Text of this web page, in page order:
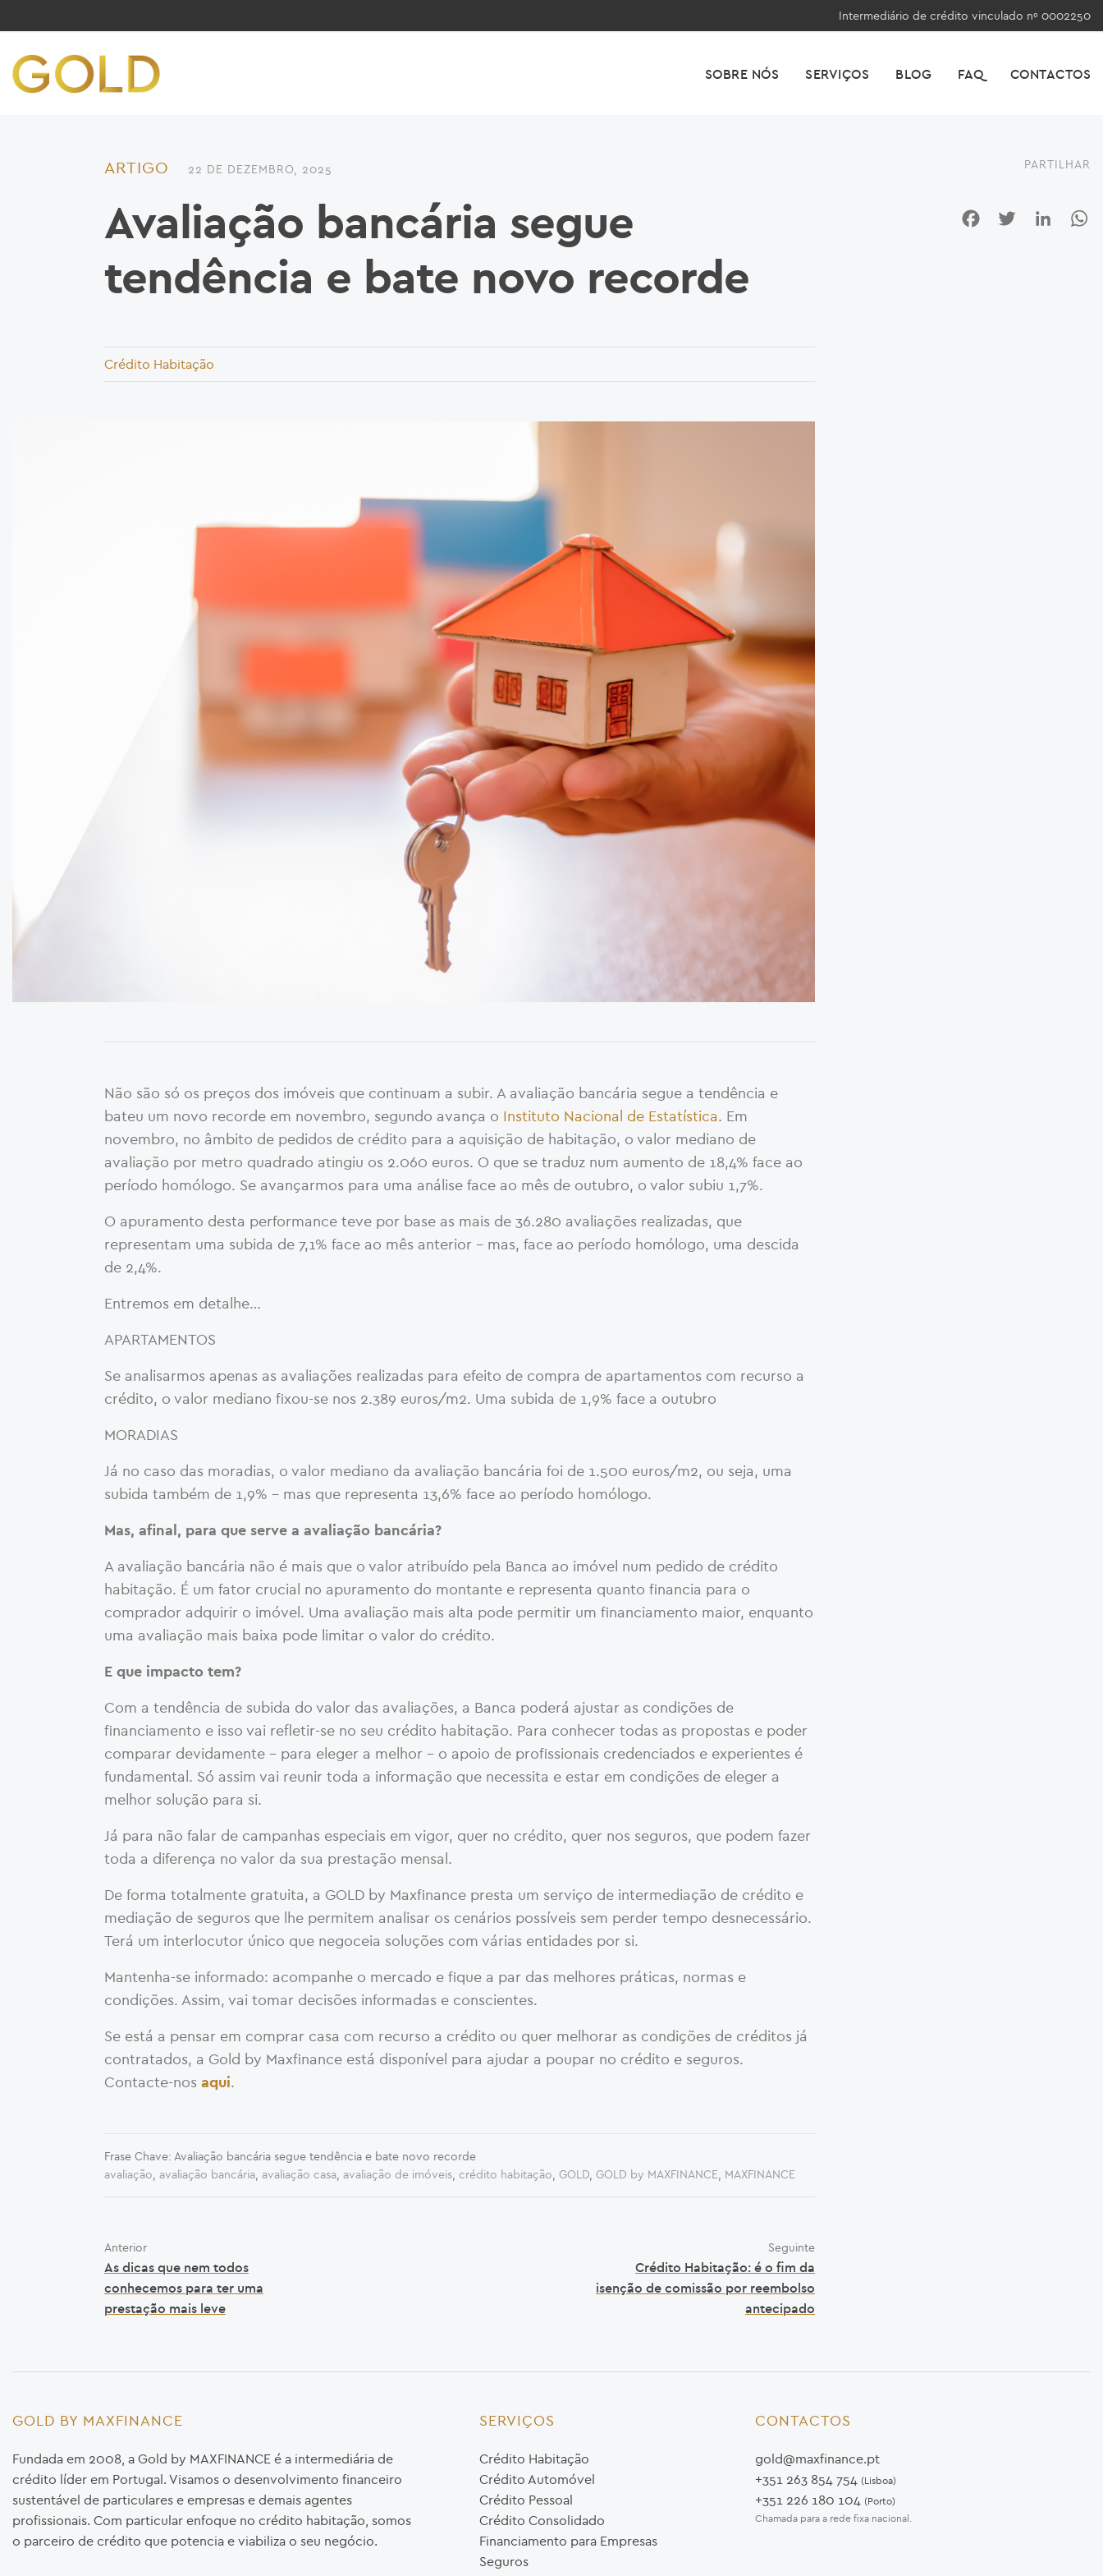
Intermediário de crédito vinculado nº 0002250
SOBRE NÓS SERVIÇOS BLOG FAQ CONTACTOS
ARTIGO 22 DE DEZEMBRO, 2025
Avaliação bancária segue
tendência e bate novo recorde
Crédito Habitação
PARTILHAR
FacebookTwitter
Não são só os preços dos imóveis que continuam a subir. A avaliação bancária segue a tendência e
bateu um novo recorde em novembro, segundo avança o Instituto Nacional de Estatística. Em
novembro, no âmbito de pedidos de crédito para a aquisição de habitação, o valor mediano de
avaliação por metro quadrado atingiu os 2.060 euros. O que se traduz num aumento de 18,4% face ao
período homólogo. Se avançarmos para uma análise face ao mês de outubro, o valor subiu 1,7%.
O apuramento desta performance teve por base as mais de 36.280 avaliações realizadas, que
representam uma subida de 7,1% face ao mês anterior – mas, face ao período homólogo, uma descida
de 2,4%.
Entremos em detalhe…
APARTAMENTOS
Se analisarmos apenas as avaliações realizadas para efeito de compra de apartamentos com recurso a
crédito, o valor mediano fixou-se nos 2.389 euros/m2. Uma subida de 1,9% face a outubro
MORADIAS
Já no caso das moradias, o valor mediano da avaliação bancária foi de 1.500 euros/m2, ou seja, uma
subida também de 1,9% – mas que representa 13,6% face ao período homólogo.
Mas, afinal, para que serve a avaliação bancária?
A avaliação bancária não é mais que o valor atribuído pela Banca ao imóvel num pedido de crédito
habitação. É um fator crucial no apuramento do montante e representa quanto financia para o
comprador adquirir o imóvel. Uma avaliação mais alta pode permitir um financiamento maior, enquanto
uma avaliação mais baixa pode limitar o valor do crédito.
E que impacto tem?
Com a tendência de subida do valor das avaliações, a Banca poderá ajustar as condições de
financiamento e isso vai refletir-se no seu crédito habitação. Para conhecer todas as propostas e poder
comparar devidamente – para eleger a melhor – o apoio de profissionais credenciados e experientes é
fundamental. Só assim vai reunir toda a informação que necessita e estar em condições de eleger a
melhor solução para si.
Já para não falar de campanhas especiais em vigor, quer no crédito, quer nos seguros, que podem fazer
toda a diferença no valor da sua prestação mensal.
De forma totalmente gratuita, a GOLD by Maxfinance presta um serviço de intermediação de crédito e
mediação de seguros que lhe permitem analisar os cenários possíveis sem perder tempo desnecessário.
Terá um interlocutor único que negoceia soluções com várias entidades por si.
Mantenha-se informado: acompanhe o mercado e fique a par das melhores práticas, normas e
condições. Assim, vai tomar decisões informadas e conscientes.
Se está a pensar em comprar casa com recurso a crédito ou quer melhorar as condições de créditos já
contratados, a Gold by Maxfinance está disponível para ajudar a poupar no crédito e seguros.
Contacte-nos aqui.
Frase Chave: Avaliação bancária segue tendência e bate novo recorde
avaliação, avaliação bancária, avaliação casa, avaliação de imóveis, crédito habitação, GOLD, GOLD by MAXFINANCE, MAXFINANCE
Anterior
As dicas que nem todos
conhecemos para ter uma
prestação mais leve
Seguinte
Crédito Habitação: é o fim da
isenção de comissão por reembolso
antecipado
GOLD BY MAXFINANCE
Fundada em 2008, a Gold by MAXFINANCE é a intermediária de
crédito líder em Portugal. Visamos o desenvolvimento financeiro
sustentável de particulares e empresas e demais agentes
profissionais. Com particular enfoque no crédito habitação, somos
o parceiro de crédito que potencia e viabiliza o seu negócio.
SERVIÇOS
Crédito Habitação
Crédito Automóvel
Crédito Pessoal
Crédito Consolidado
Financiamento para Empresas
Seguros
CONTACTOS
gold@maxfinance.pt
+351 263 854 754 (Lisboa)
+351 226 180 104 (Porto)
Chamada para a rede fixa nacional.